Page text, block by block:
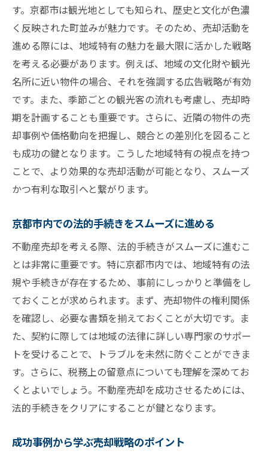
す。京都市は観光地としても知られ、歴史と文化が色濃
く反映された町並みが魅力です。そのため、売却活動を
進める際には、地域特有の魅力を最大限に活かした戦略
を考える必要があります。例えば、地域の文化財や観光
名所に近い物件の場合、それを強調する広告戦略が有効
です。また、季節ごとの観光客の流れも考慮し、売却時
期を計画することも重要です。さらに、近隣の物件の売
却事例や価格動向を把握し、競合との差別化を図ること
も成功の鍵となります。こうした地域特有の視点を持つ
ことで、より効果的な売却活動が可能となり、スムーズ
かつ有利な取引へと繋がります。
京都市内での法的手続きをスムーズに進める
不動産売却を考える際、法的手続きがスムーズに進むこ
とは非常に重要です。特に京都市内では、地域特有の法
規や手続きが存在するため、事前にしっかりと準備をし
ておくことが求められます。まず、売却物件の権利関係
を確認し、必要な書類を揃えておくことが大切です。ま
た、契約に際しては地域の法律に詳しい専門家のサポー
トを受けることで、トラブルを未然に防ぐことができま
す。さらに、税務上の留意点についても理解を深めてお
くとよいでしょう。不動産売却を成功させるためには、
法的手続きをクリアにすることが鍵となります。
成功事例から学ぶ売却戦略のポイント